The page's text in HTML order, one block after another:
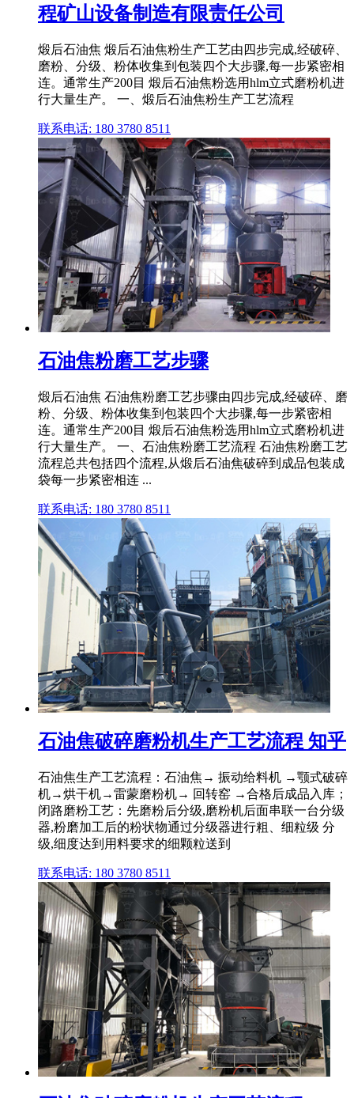
程矿山设备制造有限责任公司
煅后石油焦 煅后石油焦粉生产工艺由四步完成,经破碎、
磨粉、分级、粉体收集到包装四个大步骤,每一步紧密相
连。通常生产200目 煅后石油焦粉选用hlm立式磨粉机进
行大量生产。 一、煅后石油焦粉生产工艺流程
联系电话: 180 3780 8511
石油焦粉磨工艺步骤
煅后石油焦 石油焦粉磨工艺步骤由四步完成,经破碎、磨
粉、分级、粉体收集到包装四个大步骤,每一步紧密相
连。通常生产200目 煅后石油焦粉选用hlm立式磨粉机进
行大量生产。 一、石油焦粉磨工艺流程 石油焦粉磨工艺
流程总共包括四个流程,从煅后石油焦破碎到成品包装成
袋每一步紧密相连 ...
联系电话: 180 3780 8511
石油焦破碎磨粉机生产工艺流程 知乎
石油焦生产工艺流程：石油焦→ 振动给料机 →颚式破碎
机→烘干机→雷蒙磨粉机→ 回转窑 →合格后成品入库；
闭路磨粉工艺：先磨粉后分级,磨粉机后面串联一台分级
器,粉磨加工后的粉状物通过分级器进行粗、细粒级 分
级,细度达到用料要求的细颗粒送到
联系电话: 180 3780 8511